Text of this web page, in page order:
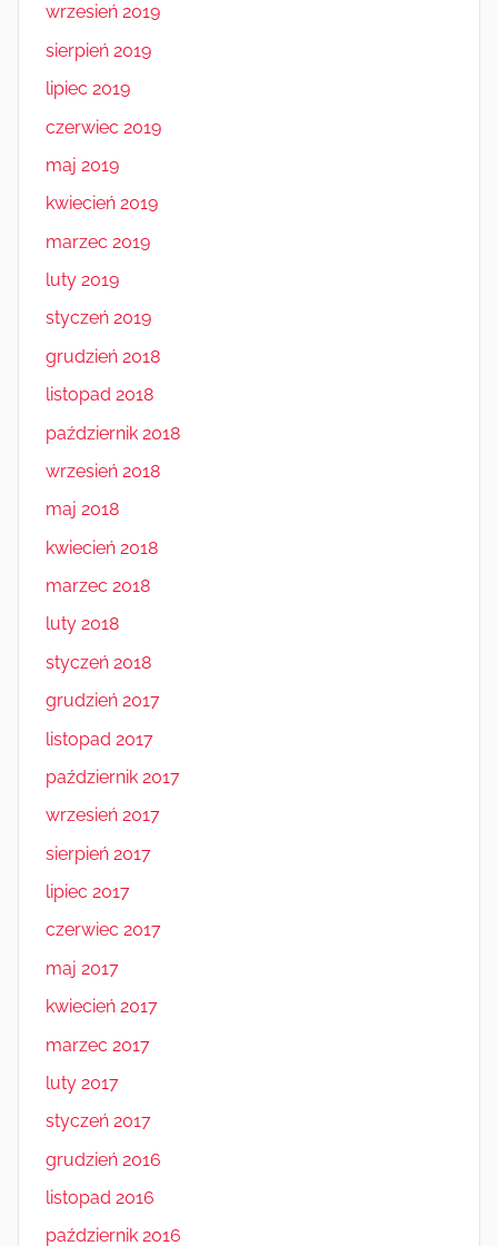
wrzesień 2019
sierpień 2019
lipiec 2019
czerwiec 2019
maj 2019
kwiecień 2019
marzec 2019
luty 2019
styczeń 2019
grudzień 2018
listopad 2018
październik 2018
wrzesień 2018
maj 2018
kwiecień 2018
marzec 2018
luty 2018
styczeń 2018
grudzień 2017
listopad 2017
październik 2017
wrzesień 2017
sierpień 2017
lipiec 2017
czerwiec 2017
maj 2017
kwiecień 2017
marzec 2017
luty 2017
styczeń 2017
grudzień 2016
listopad 2016
październik 2016